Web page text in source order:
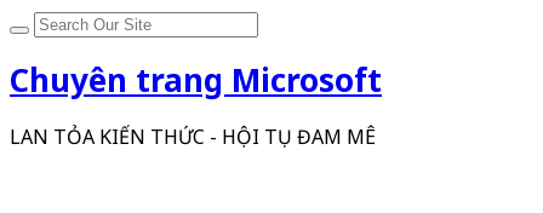
Chuyên trang Microsoft
LAN TỎA KIẾN THỨC - HỘI TỤ ĐAM MÊ